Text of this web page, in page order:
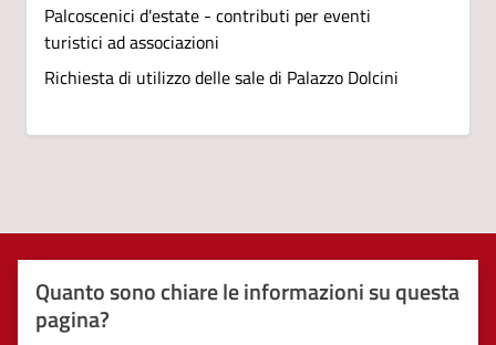
Palcoscenici d'estate - contributi per eventi
turistici ad associazioni
Richiesta di utilizzo delle sale di Palazzo Dolcini
Quanto sono chiare le informazioni su questa
pagina?